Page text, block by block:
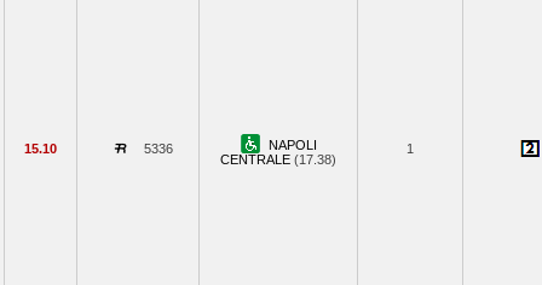
15.10 5336
NAPOLI
CENTRALE (17.38)
1